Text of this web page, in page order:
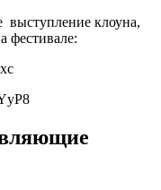
выступление клоуна,
фестивале: